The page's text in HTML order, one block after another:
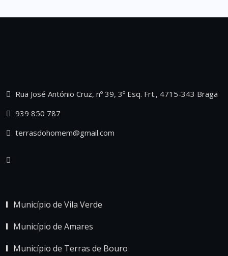
Rua José António Cruz, nº 39, 3º Esq. Frt., 4715-343 Braga
939 850 787
terrasdohomem@gmail.com
Município de Vila Verde
Município de Amares
Município de Terras de Bouro